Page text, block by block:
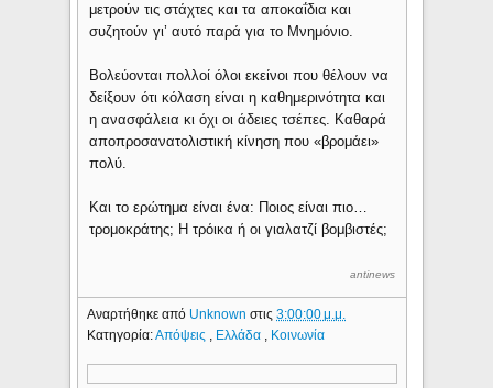
μετρούν τις στάχτες και τα αποκαΐδια και
συζητούν γι’ αυτό παρά για το Μνημόνιο.
Βολεύονται πολλοί όλοι εκείνοι που θέλουν να
δείξουν ότι κόλαση είναι η καθημερινότητα και
η ανασφάλεια κι όχι οι άδειες τσέπες. Καθαρά
αποπροσανατολιστική κίνηση που «βρομάει»
πολύ.
Και το ερώτημα είναι ένα: Ποιος είναι πιο…
τρομοκράτης; Η τρόικα ή οι γιαλατζί βομβιστές;
antinews
Αναρτήθηκε από Unknownστις3:00:00 μ.μ.
Κατηγορία:Απόψεις Ελλάδα Κοινωνία